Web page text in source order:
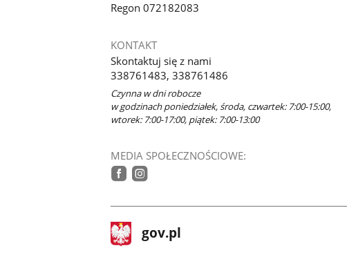
Regon 072182083
KONTAKT
Skontaktuj się z nami
338761483, 338761486
Czynna w dni robocze
w godzinach poniedziałek, środa, czwartek: 7:00-15:00,
wtorek: 7:00-17:00, piątek: 7:00-13:00
MEDIA SPOŁECZNOŚCIOWE:
stopka
gov.pl Strona
gov.pl